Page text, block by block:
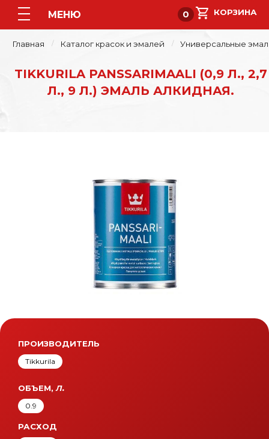
МЕНЮ 0
Главная Каталог красок и эмалей Универсальные
TIKKURILA PANSSARIMAALI (0,9 Л., 2,7
Л., 9 Л.) ЭМАЛЬ АЛКИДНАЯ.
ПРОИЗВОДИТЕЛЬ
Tikkurila
ОБЪЕМ,Л.
0.9
РАСХОД